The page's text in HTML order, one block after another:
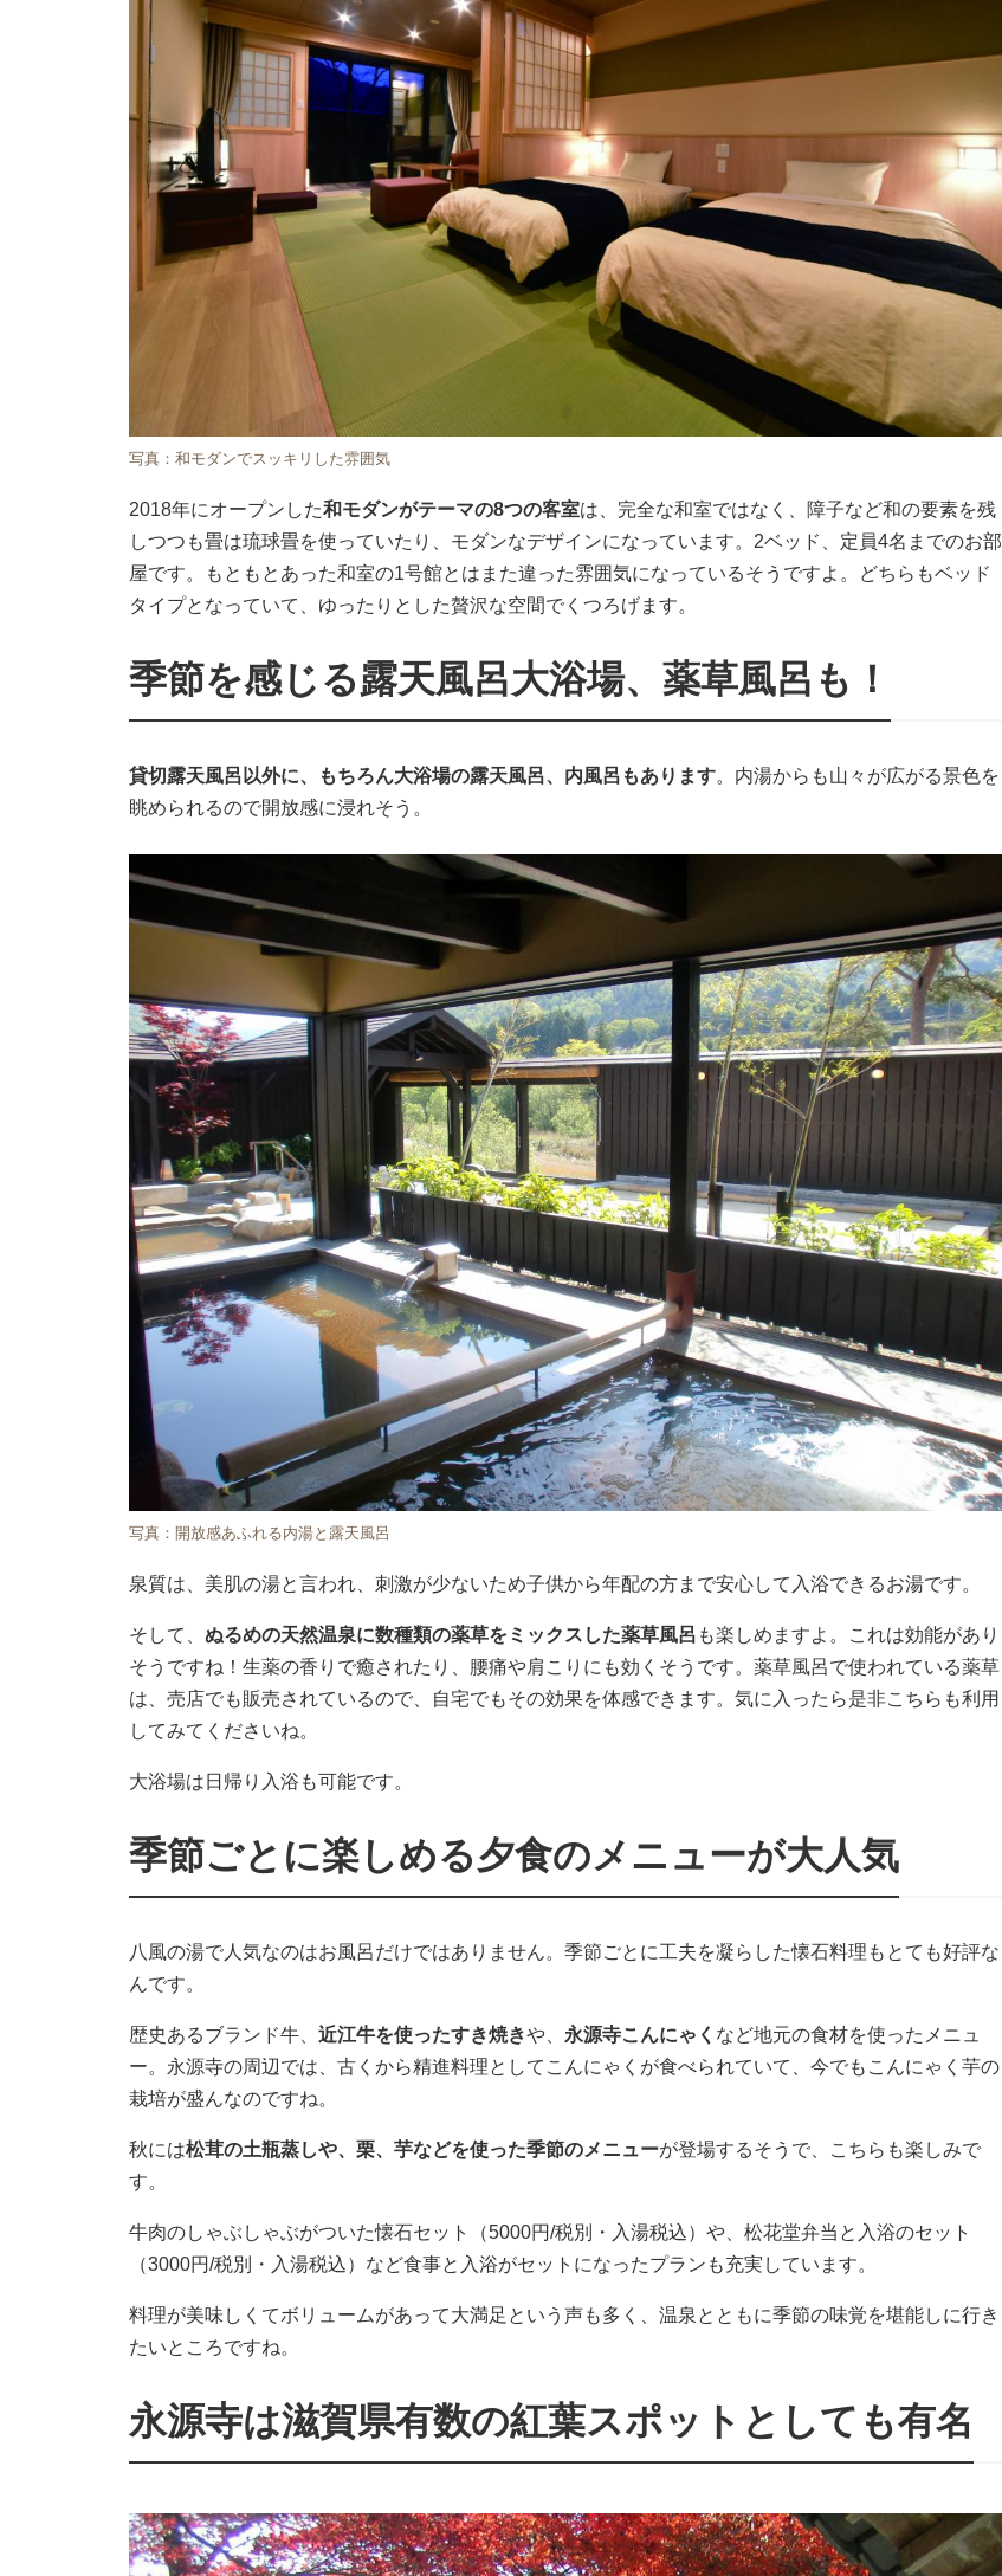
写真：和モダンでスッキリした雰囲気
2018年にオープンした和モダンがテーマの8つの客室は、完全な和室ではなく、障子など和の要素を残
しつつも畳は琉球畳を使っていたり、モダンなデザインになっています。2ベッド、定員4名までのお部
屋です。もともとあった和室の1号館とはまた違った雰囲気になっているそうですよ。どちらもベッド
タイプとなっていて、ゆったりとした贅沢な空間でくつろげます。
季節を感じる露天風呂大浴場、薬草風呂も！
貸切露天風呂以外に、もちろん大浴場の露天風呂、内風呂もあります。内湯からも山々が広がる景色を
眺められるので開放感に浸れそう。
写真：開放感あふれる内湯と露天風呂
泉質は、美肌の湯と言われ、刺激が少ないため子供から年配の方まで安心して入浴できるお湯です。
そして、 ぬるめの天然温泉に数種類の薬草をミックスした薬草風呂 も楽しめますよ。これは効能があり
そうですね！生薬の香りで癒されたり、腰痛や肩こりにも効くそうです。薬草風呂で使われている薬草
は、売店でも販売されているので、自宅でもその効果を体感できます。気に入ったら是非こちらも利用
してみてくださいね。
大浴場は日帰り入浴も可能です。
季節ごとに楽しめる夕食のメニューが大人気
八風の湯で人気なのはお風呂だけではありません。季節ごとに工夫を凝らした懐石料理もとても好評な
んです。
歴史あるブランド牛、 近江牛を使ったすき焼きや、 永源寺こんにゃく など地元の食材を使ったメニュ
ー。永源寺の周辺では、古くから精進料理としてこんにゃくが食べられていて、今でもこんにゃく芋の
栽培が盛んなのですね。
秋には松茸の土瓶蒸しや、栗、芋などを使った季節のメニューが登場するそうで、こちらも楽しみで
す。
牛肉のしゃぶしゃぶがついた懐石セット（5000円/税別・入湯税込）や、松花堂弁当と入浴のセット
（3000円/税別・入湯税込）など食事と入浴がセットになったプランも充実しています。
料理が美味しくてボリュームがあって大満足という声も多く、温泉とともに季節の味覚を堪能しに行き
たいところですね。
永源寺は滋賀県有数の紅葉スポットとしても有名